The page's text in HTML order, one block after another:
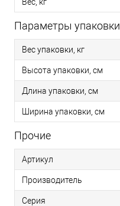
Параметры упаковки
Вес упаковки, кг
Высота упаковки, см
Длина упаковки, см
Ширина упаковки, см
Прочие
Артикул
Производитель
Серия